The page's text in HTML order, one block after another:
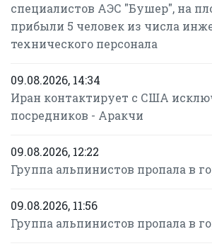
специалистов АЭС "Бушер", на
прибыли 5 человек из числа
технического персонала
09.08.2026, 14:34
Иран контактирует с США
посредников - Аракчи
09.08.2026, 12:22
Группа альпинистов пропала в
09.08.2026, 11:56
Группа альпинистов пропала в